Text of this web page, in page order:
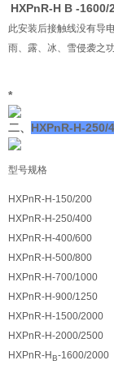
HXPnR-H B -1600/
此安装后接触线没有导
雨、露、冰、雪侵袭之
*
二、 HXPnR-H-250/
型号规格
HXPnR-H-150/200
HXPnR-H-250/400
HXPnR-H-400/600
HXPnR-H-500/800
HXPnR-H-700/1000
HXPnR-H-900/1250
HXPnR-H-1500/2000
HXPnR-H-2000/2500
HXPnR-H B-1600/2000